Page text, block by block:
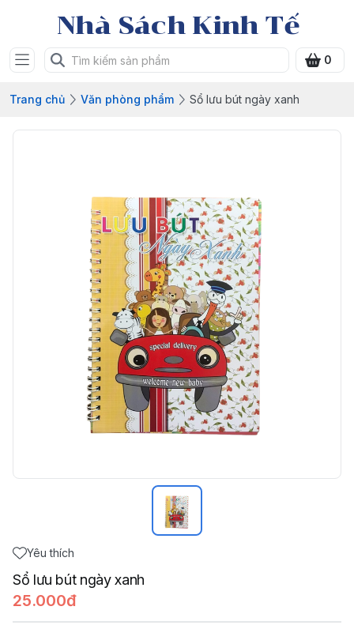
Nhà Sách Kinh Tế
0
Trang chủ Văn phòng phẩm Sổ lưu bút ngày xanh
Yêu thích
Sổ lưu bút ngày xanh
25.000đ